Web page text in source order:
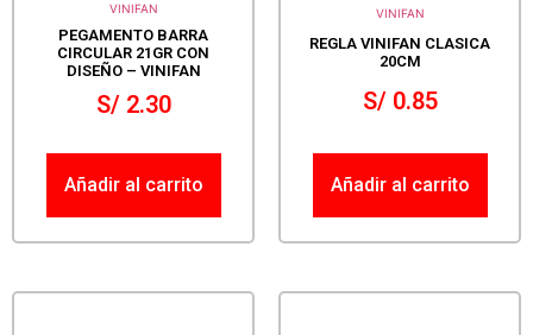
VINIFAN
PEGAMENTO BARRA
CIRCULAR 21GR CON
DISEÑO – VINIFAN
S/2.30
Añadir al carrito
VINIFAN
REGLA VINIFAN CLASICA
20CM
S/0.85
Añadir al carrito